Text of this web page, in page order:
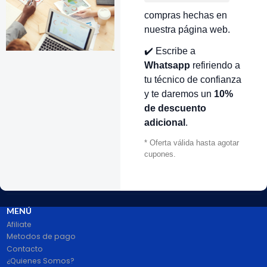
compras hechas en
nuestra página web.
✔️ Escribe a
Whatsapp refiriendo a
tu técnico de confianza
y te daremos un 10%
de descuento
adicional .
* Oferta válida hasta agotar
cupones.
VOLVER ARRIBA
# 1 en Repuestos Electrodomésticos En Colombia.
MENÚ
Afiliate
Metodos de pago
Contacto
¿Quienes Somos?